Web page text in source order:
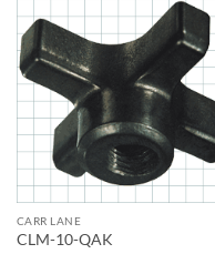
CARR LANE
CLM-10-QAK